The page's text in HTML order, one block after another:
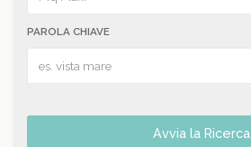
PAROLA CHIAVE
Avvia la Ricerca